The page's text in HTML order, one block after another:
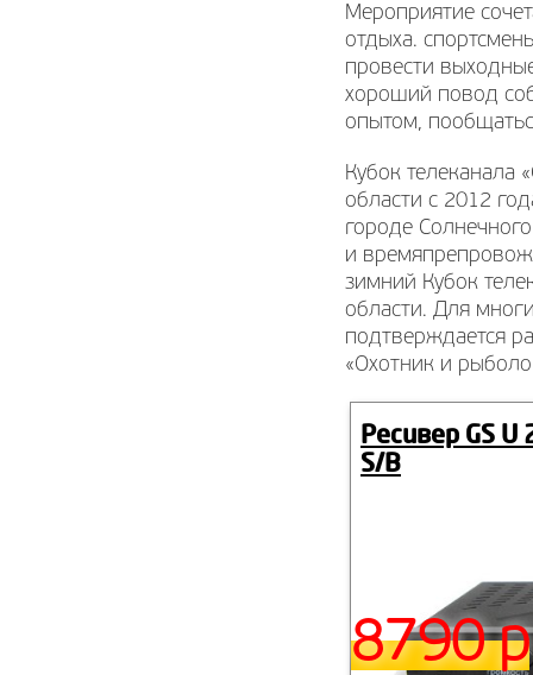
Мероприятие
отдыха.
провести
хороший повод
опытом,
Кубок телеканала
области с 2012
городе
и
зимний Кубок
области. Для
подтверждается
«Охотник и
Ресивер GS U
S/B
8790 р